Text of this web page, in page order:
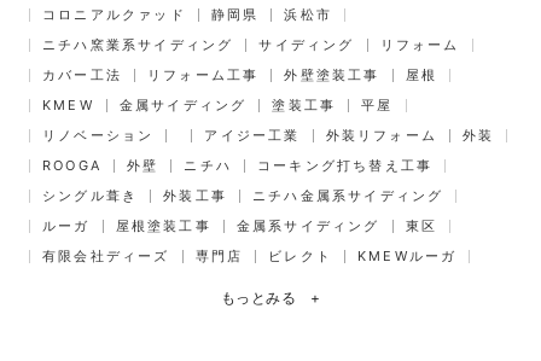
コロニアルクァッド
静岡県
浜松市
ニチハ窯業系サイディング
サイディング
リフォーム
カバー工法
リフォーム工事 外壁塗装工事
屋根
KMEW
金属サイディング 塗装工事
平屋
リノベーション
アイジー工業 外装リフォーム
外装
ROOGA
外壁 ニチハ
コーキング打ち替え工事
シングル葺き
外装工事
ニチハ金属系サイディング
ルーガ
屋根塗装工事 金属系サイディング
東区
有限会社ディーズ
専門店 ビレクト KMEWルーガ
もっとみる +